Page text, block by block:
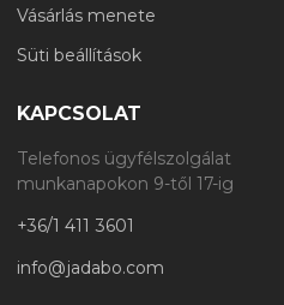
Vásárlás menete
Süti beállítások
KAPCSOLAT
Telefonos ügyfélszolgálat
munkanapokon 9-től 17-ig
+36/1 411 3601
info@jadabo.com